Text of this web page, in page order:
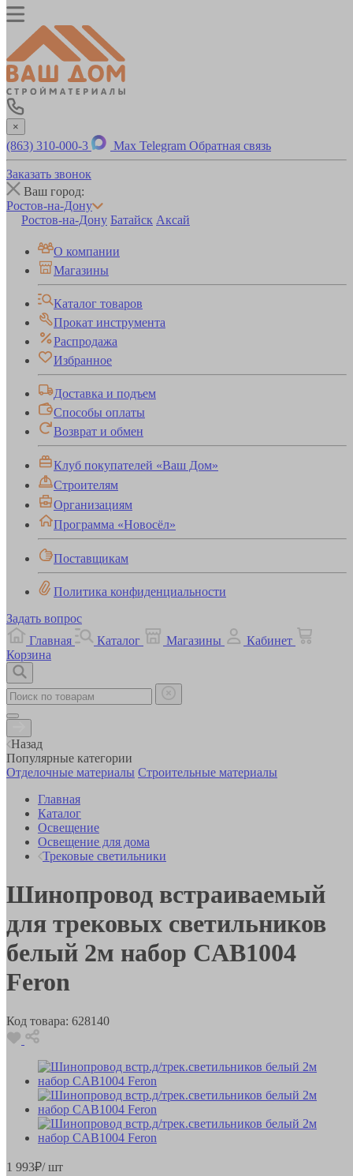
×
(863) 310-000-3 Max Telegram Обратная связь
Заказать звонок
Ваш город:
Ростов-на-Дону
Ростов-на-Дону Батайск Аксай
О компании
Магазины
Каталог товаров
Прокат инструмента
Распродажа
Избранное
Доставка и подъем
Способы оплаты
Возврат и обмен
Клуб покупателей «Ваш Дом»
Строителям
Организациям
Программа «Новосёл»
Поставщикам
Политика конфиденциальности
Задать вопрос
Главная
Каталог Магазины
Кабинет
Корзина
Назад
Популярные категории
Отделочные материалы Строительные материалы
Главная
Каталог
Освещение
Освещение для дома
Трековые светильники
Шинопровод встраиваемый
для трековых светильников
белый 2м набор CAB1004
Feron
Код товара: 628140
1 993₽/ шт